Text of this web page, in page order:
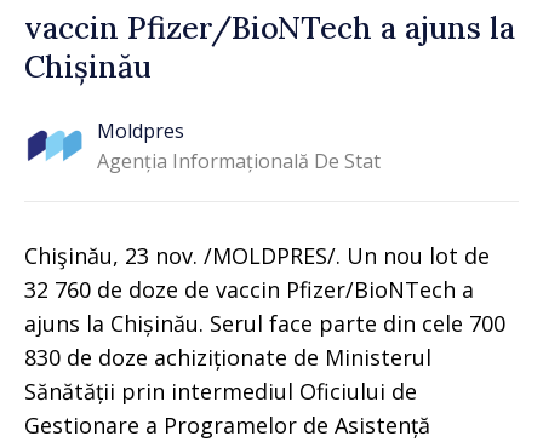
vaccin Pfizer/BioNTech a ajuns la
Chișinău
Moldpres
Agenția Informațională De Stat
Chişinău, 23 nov. /MOLDPRES/. Un nou lot de
32 760 de doze de vaccin Pfizer/BioNTech a
ajuns la Chișinău. Serul face parte din cele 700
830 de doze achiziționate de Ministerul
Sănătății prin intermediul Oficiului de
Gestionare a Programelor de Asistență